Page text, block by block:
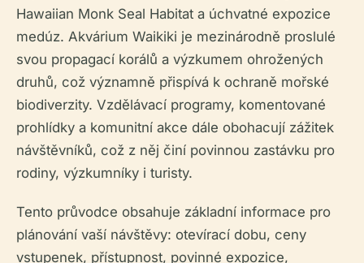
Hawaiian Monk Seal Habitat a úchvatné expozice
medúz. Akvárium Waikiki je mezinárodně proslulé
svou propagací korálů a výzkumem ohrožených
druhů, což významně přispívá k ochraně mořské
biodiverzity. Vzdělávací programy, komentované
prohlídky a komunitní akce dále obohacují zážitek
návštěvníků, což z něj činí povinnou zastávku pro
rodiny, výzkumníky i turisty.
Tento průvodce obsahuje základní informace pro
plánování vaší návštěvy: otevírací dobu, ceny
vstupenek, přístupnost, povinné expozice,